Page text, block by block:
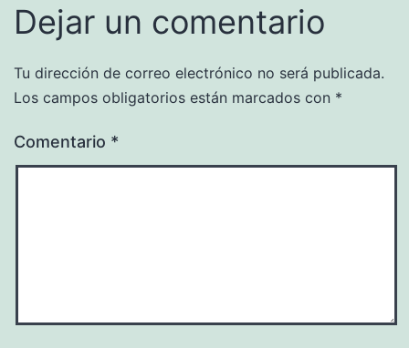
Dejar un comentario
Tu dirección de correo electrónico no será publicada.
Los campos obligatorios están marcados con *
Comentario *